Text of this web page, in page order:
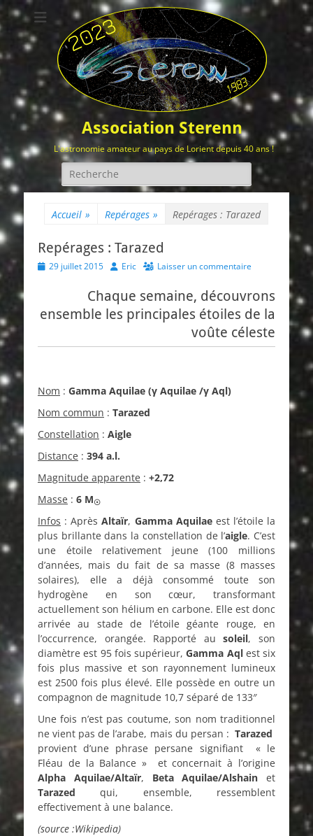
Association Sterenn
L'astronomie amateur au pays de Lorient depuis 40 ans !
Rechercher :
Accueil » Repérages » Repérages : Tarazed
Repérages : Tarazed
Posted29 juillet 2015 Author
Eric Laisser un commentaire
Chaque semaine, découvrons
ensemble les principales étoiles de la
voûte céleste
Nom : Gamma Aquilae (γ Aquilae /γ Aql)
Nom commun : Tarazed
Constellation : Aigle
Distance : 394 a.l.
Magnitude apparente : +2,72
Masse : 6 M☉
Infos : AprèsAltaïr, Gamma Aquilaeest l’étoile la
plus brillante dans la constellation de l’aigle. C’est
une étoile relativement jeune (100 millions
d’années, mais du fait de sa masse (8 masses
solaires), elle a déjà consommé toute son
hydrogène en son cœur, transformant
actuellement son hélium en carbone. Elle est donc
arrivée au stade de l’étoile géante rouge, en
l’occurrence, orangée. Rapporté ausoleil, son
diamètre est 95 fois supérieur,Gamma Aqlest six
fois plus massive et son rayonnement lumineux
est 2500 fois plus élevé. Elle possède en outre un
compagnon de magnitude 10,7 séparé de 133″
Une fois n’est pas coutume, son nom traditionnel
ne vient pas de l’arabe, mais du persan : Tarazed
provient d’une phrase persane signifiant « le
Fléau de la Balance » et concernait à l’origine
Alpha Aquilae/Altaïr, Beta Aquilae/Alshain et
Tarazed qui, ensemble, ressemblent
effectivement à une balance.
(source :Wikipedia)